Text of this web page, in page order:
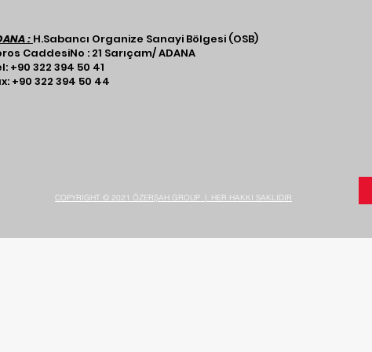
: H.Sabancı Organize Sanayi Bölgesi (OSB)
CaddesiNo : 21 Sarıçam/ ADANA​​​
+90 322 394 50 41
+90 322 394 50 44
COPYRIGHT © 2021 ÖZERŞAH GROUP | HER HAKKI SAKLIDIR